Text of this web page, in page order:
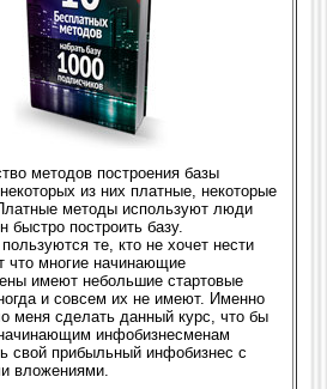
методов построения базы
из них платные, некоторые
методы используют люди
быстро построить базу.
те, кто не хочет нести
что многие начинающие
имеют небольшие стартовые
и совсем их не имеют. Именно
меня сделать данный курс, что бы
инфобизнесменам
свой прибыльный инфобизнес с
вложениями.